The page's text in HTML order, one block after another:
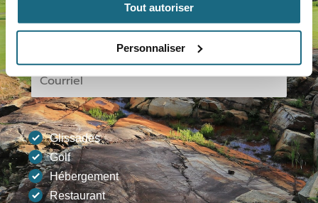
Tout autoriser
Personnaliser
Glissades
Golf
Hébergement
Restaurant